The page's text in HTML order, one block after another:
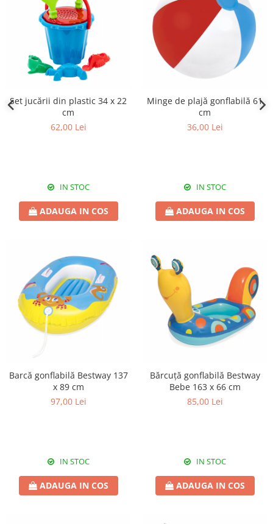
Set jucării din plastic 34 x 22
cm
62,00 Lei
IN STOC
ADAUGA IN COS
Minge de plajă gonflabilă 61
cm
36,00 Lei
IN STOC
ADAUGA IN COS
Barcă gonflabilă Bestway 137
x 89 cm
97,00 Lei
IN STOC
ADAUGA IN COS
Bărcuță gonflabilă Bestway
Bebe 163 x 66 cm
85,00 Lei
IN STOC
ADAUGA IN COS